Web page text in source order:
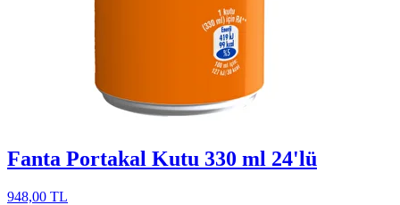
Fanta Portakal Kutu 330 ml 24'lü
948,00 TL